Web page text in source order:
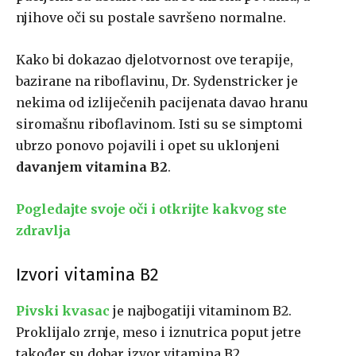
njihove oči su postale savršeno normalne.
Kako bi dokazao djelotvornost ove terapije,
bazirane na riboflavinu, Dr. Sydenstricker je
nekima od izliječenih pacijenata davao hranu
siromašnu riboflavinom. Isti su se simptomi
ubrzo ponovo pojavili i opet su uklonjeni
davanjem vitamina B2.
Pogledajte svoje oči i otkrijte kakvog ste
zdravlja
Izvori vitamina B2
Pivski kvasac je najbogatiji vitaminom B2.
Proklijalo zrnje, meso i iznutrica poput jetre